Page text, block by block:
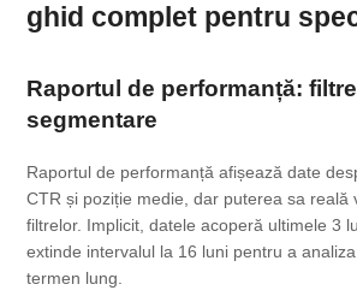
ghid complet pentru
Raportul de performanță:
segmentare
Raportul de performanță afișează date
CTR și poziție medie, dar puterea sa reală
filtrelor. Implicit, datele acoperă ultimele 3
extinde intervalul la 16 luni pentru a
termen lung.